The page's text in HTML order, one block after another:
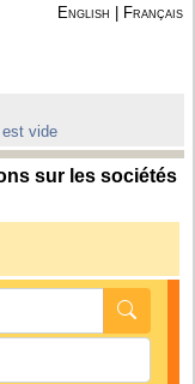
English Français
est vide
sur les sociétés